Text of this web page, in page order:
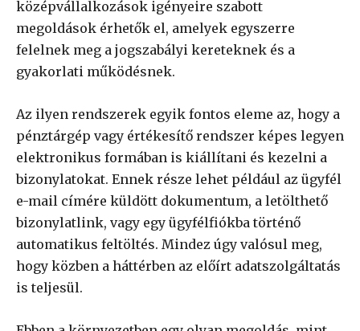
középvállalkozások igényeire szabott
megoldások érhetők el, amelyek egyszerre
felelnek meg a jogszabályi kereteknek és a
gyakorlati működésnek.
Az ilyen rendszerek egyik fontos eleme az, hogy a
pénztárgép vagy értékesítő rendszer képes legyen
elektronikus formában is kiállítani és kezelni a
bizonylatokat. Ennek része lehet például az ügyfél
e-mail címére küldött dokumentum, a letölthető
bizonylatlink, vagy egy ügyfélfiókba történő
automatikus feltöltés. Mindez úgy valósul meg,
hogy közben a háttérben az előírt adatszolgáltatás
is teljesül.